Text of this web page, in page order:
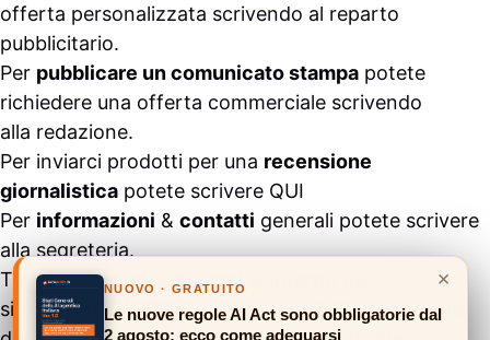
offerta personalizzata scrivendo al reparto
pubblicitario.
Per pubblicare un comunicato stampa potete
richiedere una offerta commerciale scrivendo
alla redazione.
Per inviarci prodotti per una recensione
giornalistica potete scrivere QUI
Per informazioni & contatti generali potete scrivere
alla segreteria.
Tutti i contenuti pubblicati all’interno del
sito #ASSODIGITALE.“Copyright 2024” non sono
×
NUOVO · GRATUITO
Le nuove regole AI Act sono obbligatorie dal
2 agosto: ecco come adeguarsi